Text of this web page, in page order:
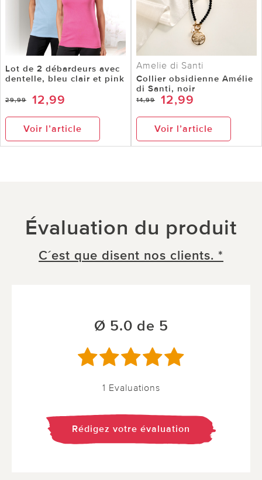
Lot de 2 débardeurs avec
dentelle, bleu clair et pink
29,99 12,99
Voir l’article
Amelie di Santi
Collier obsidienne Amélie
di Santi, noir
14,99 12,99
Voir l’article
Évaluation du produit
C´est que disent nos clients. *
Ø 5.0 de 5
1 Evaluations
Rédigez votre évaluation